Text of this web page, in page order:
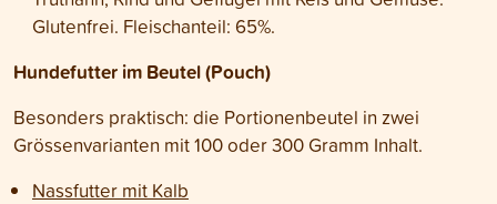
Glutenfrei. Fleischanteil: 65%.
Hundefutter im Beutel (Pouch)
Besonders praktisch: die Portionenbeutel in zwei
Grössenvarianten mit 100 oder 300 Gramm Inhalt.
Nassfutter mit Kalb